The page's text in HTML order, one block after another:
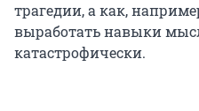
трагедии, а как,
выработать навыки
катастрофически.